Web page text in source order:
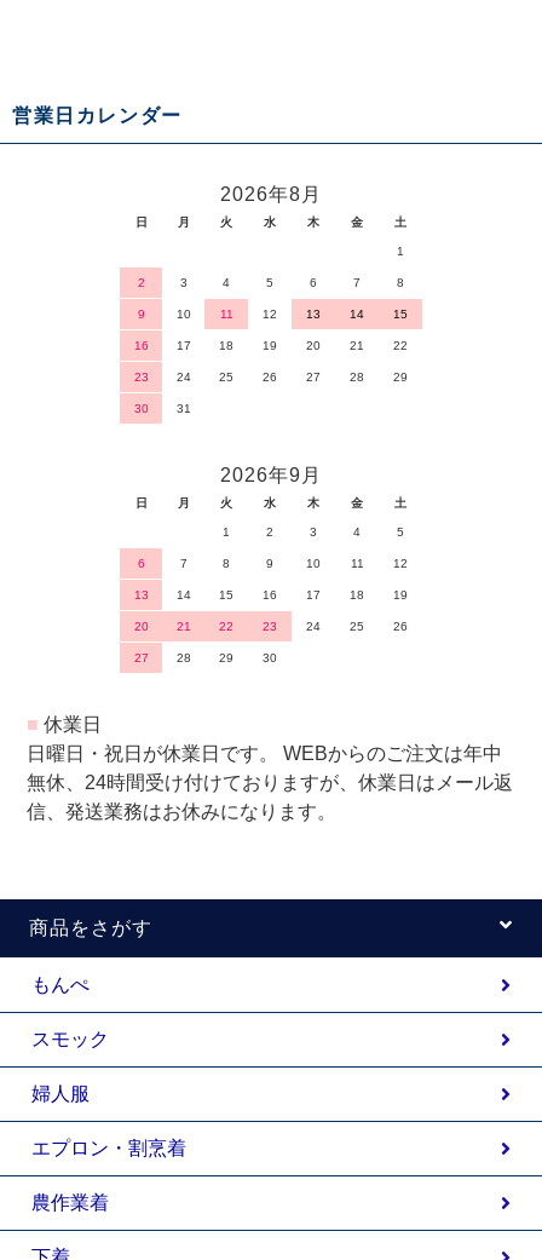
営業日カレンダー
2026年8月
日 月 火 水 木 金 土
1
2 3 4 5 6 7 8
9 10 11 12 13 14 15
16 17 18 19 20 21 22
23 24 25 26 27 28 29
30 31
2026年9月
日 月 火 水 木 金 土
1 2 3 4 5
6 7 8 9 10 11 12
13 14 15 16 17 18 19
20 21 22 23 24 25 26
27 28 29 30
■ 休業日
日曜日・祝日が休業日です。 WEBからのご注文は年中
無休、24時間受け付けておりますが、休業日はメール返
信、発送業務はお休みになります。
商品をさがす
もんぺ
スモック
婦人服
エプロン・割烹着
農作業着